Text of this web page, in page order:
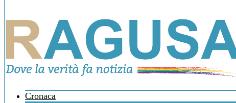
Cronaca